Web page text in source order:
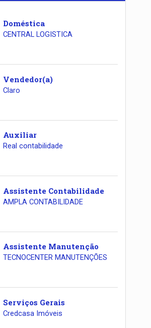
Doméstica
CENTRAL LOGISTICA
Vendedor(a)
Claro
Auxiliar
Real contabilidade
Assistente Contabilidade
AMPLA CONTABILIDADE
Assistente Manutenção
TECNOCENTER MANUTENÇÕES
Serviços Gerais
Credcasa Imóveis